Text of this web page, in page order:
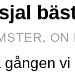
gången